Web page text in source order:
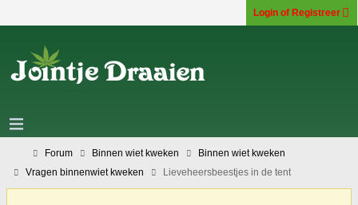
Login of Registreer
Forum Binnen wiet kweken
Binnen wiet kweken
Vragen binnenwiet kweken
Lieveheersbeestjes in de tent